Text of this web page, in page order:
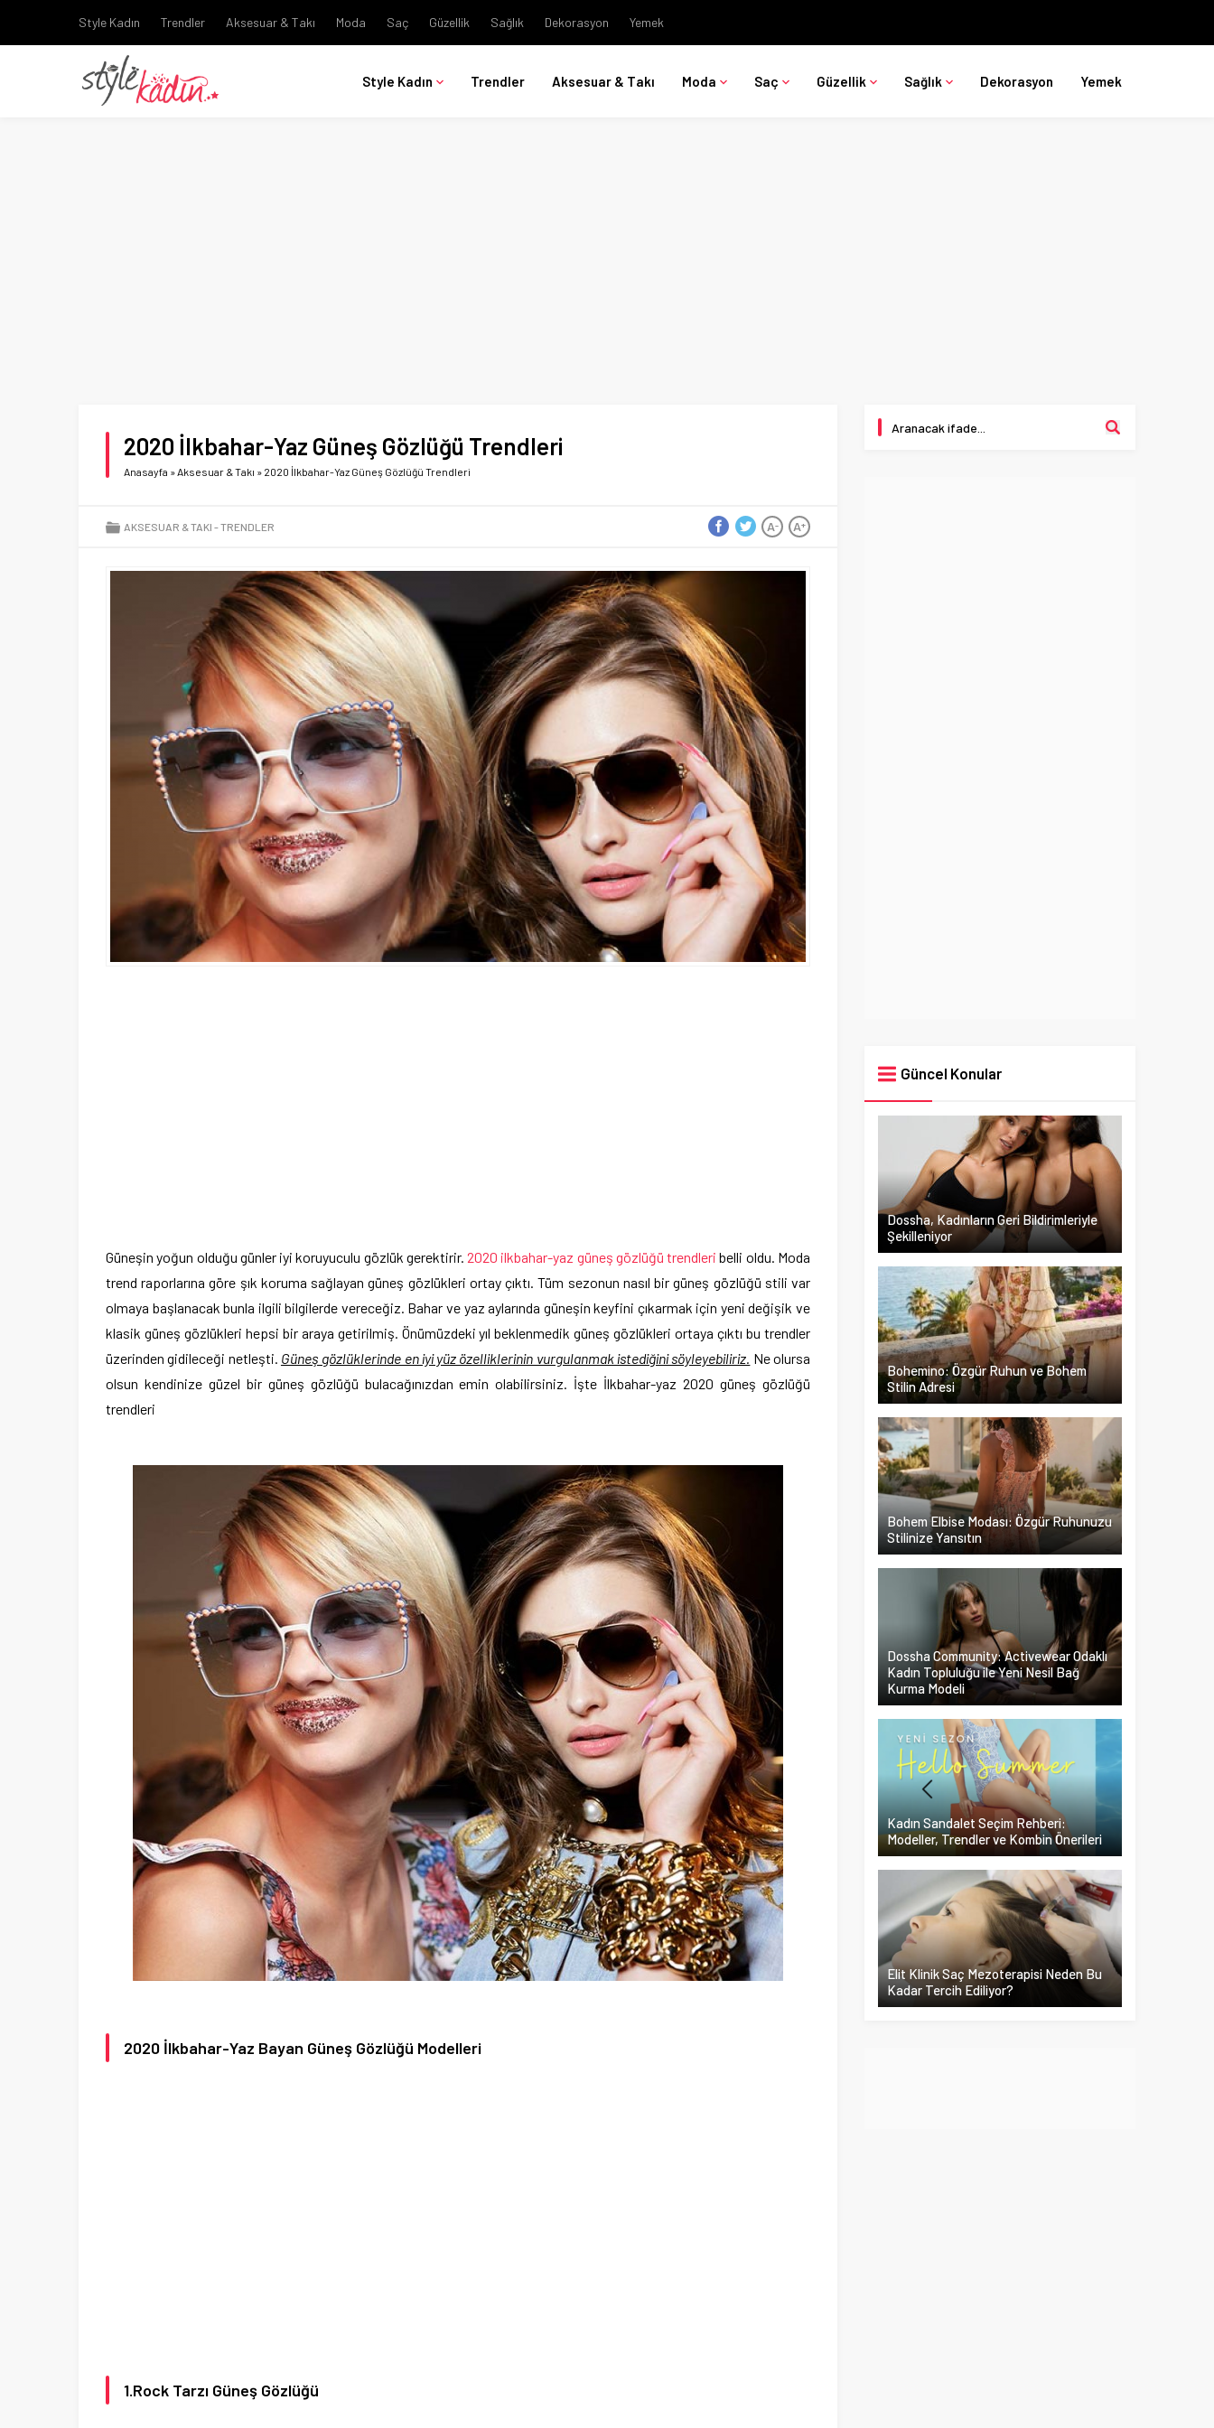
Style Kadın Trendler Aksesuar & Takı Moda Saç Güzellik Sağlık Dekorasyon Yemek
Style Kadın Trendler Aksesuar & Takı Moda Saç Güzellik Sağlık Dekorasyon Yemek
2020 İlkbahar-Yaz Güneş Gözlüğü Trendleri
Anasayfa »Aksesuar & Takı » 2020 İlkbahar-Yaz Güneş Gözlüğü Trendleri
AKSESUAR & TAKI TRENDLER A+
A-
Güneşin yoğun olduğu günler iyi koruyuculu gözlük gerektirir.2020 ilkbahar-yaz güneş gözlüğü trendleri belli oldu. Moda
trend raporlarına göre şık koruma sağlayan güneş gözlükleri ortay çıktı. Tüm sezonun nasıl bir güneş gözlüğü stili var
olmaya başlanacak bunla ilgili bilgilerde vereceğiz. Bahar ve yaz aylarında güneşin keyfini çıkarmak için yeni değişik ve
klasik güneş gözlükleri hepsi bir araya getirilmiş. Önümüzdeki yıl beklenmedik güneş gözlükleri ortaya çıktı bu trendler
üzerinden gidileceği netleşti. Güneş gözlüklerinde en iyi yüz özelliklerinin vurgulanmak istediğini söyleyebiliriz. Ne olursa
olsun kendinize güzel bir güneş gözlüğü bulacağınızdan emin olabilirsiniz. İşte İlkbahar-yaz 2020 güneş gözlüğü
trendleri
2020 İlkbahar-Yaz Bayan Güneş Gözlüğü Modelleri
1.Rock Tarzı Güneş Gözlüğü
Güncel Konular
Dossha, Kadınların Geri Bildirimleriyle
Şekilleniyor
Bohemino: Özgür Ruhun ve Bohem
Stilin Adresi
Bohem Elbise Modası: Özgür Ruhunuzu
Stilinize Yansıtın
Dossha Community: Activewear Odaklı
Kadın Topluluğu ile Yeni Nesil Bağ
Kurma Modeli
Kadın Sandalet Seçim Rehberi:
Modeller, Trendler ve Kombin Önerileri
Elit Klinik Saç Mezoterapisi Neden Bu
Kadar Tercih Ediliyor?